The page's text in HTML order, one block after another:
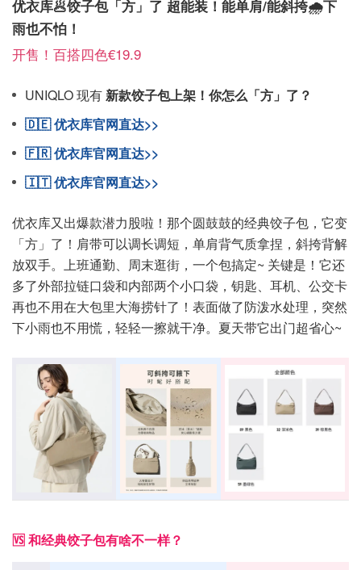
优衣库🥟饺子包「方」了 超能装！能单肩/能斜挎🌧️下
雨也不怕！
开售！百搭四色€19.9
UNIQLO 现有新款饺子包上架！你怎么「方」了？
🇩🇪 优衣库官网直达>>
🇫🇷 优衣库官网直达>>
🇮🇹 优衣库官网直达>>
优衣库又出爆款潜力股啦！那个圆鼓鼓的经典饺子包，它变
「方」了！肩带可以调长调短，单肩背气质拿捏，斜挎背解
放双手。上班通勤、周末逛街，一个包搞定~ 关键是！它还
多了外部拉链口袋和内部两个小口袋，钥匙、耳机、公交卡
再也不用在大包里大海捞针了！表面做了防泼水处理，突然
下小雨也不用慌，轻轻一擦就干净。夏天带它出门超省心~
🆚 和经典饺子包有啥不一样？